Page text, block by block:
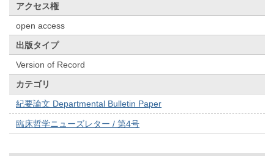
アクセス権
open access
出版タイプ
Version of Record
カテゴリ
紀要論文 Departmental Bulletin Paper
臨床哲学ニューズレター / 第4号